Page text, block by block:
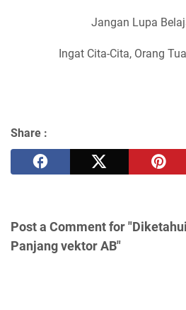
Jangan Lupa
Ingat Cita-Cita, Orang
Share :
Post a Comment for
Panjang vektor AB"